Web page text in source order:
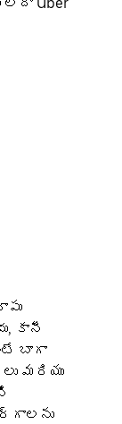
కానీ
బాగా
మరియు